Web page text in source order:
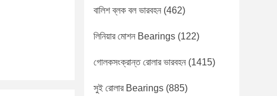
বালিশ ব্লক বল ভারবহন (462)
লিনিয়ার মোশন Bearings (122)
গোলকসংক্রান্ত রোলার ভারবহন (1415)
সুই রোলার Bearings (885)